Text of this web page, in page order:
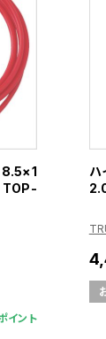
8.5×1
TOP-
イント
ハ